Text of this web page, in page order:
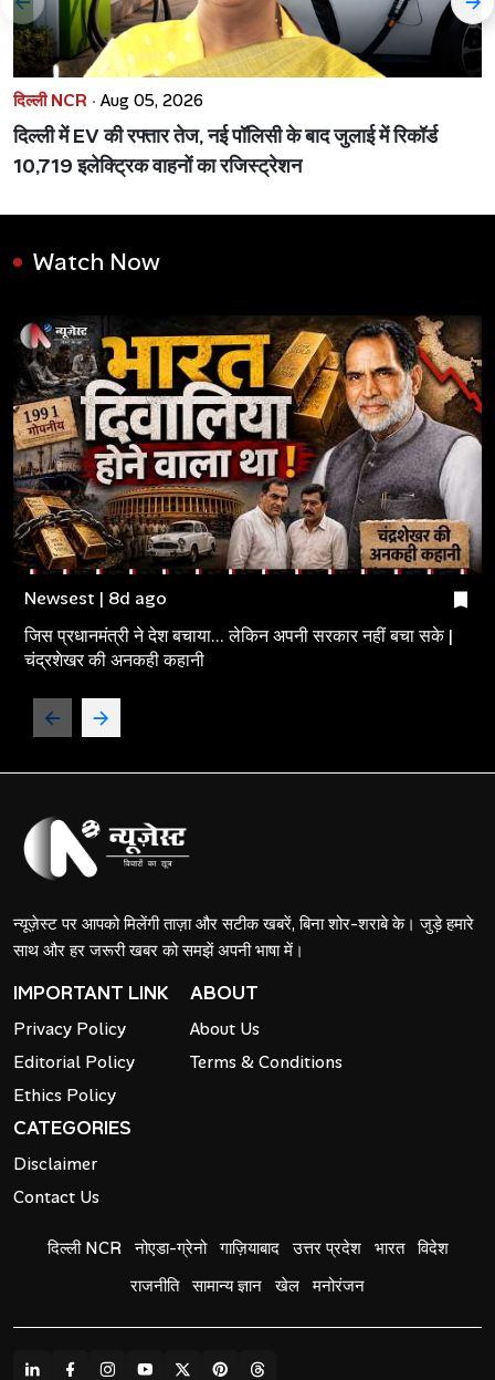
दिल्ली NCR · Aug 05, 2026
दिल्ली में EV की रफ्तार तेज, नई पॉलिसी के बाद जुलाई में रिकॉर्ड
10,719 इलेक्ट्रिक वाहनों का रजिस्ट्रेशन
Watch Now
Newsest | 8d ago
जिस प्रधानमंत्री ने देश बचाया... लेकिन अपनी सरकार नहीं बचा सके |
चंद्रशेखर की अनकही कहानी
न्यूज़ेस्ट पर आपको मिलेंगी ताज़ा और सटीक खबरें, बिना शोर-शराबे के। जुड़े हमारे
साथ और हर जरूरी खबर को समझें अपनी भाषा में।
IMPORTANT LINK
Privacy Policy
Editorial Policy
Ethics Policy
ABOUT
About Us
Terms & Conditions
CATEGORIES
Disclaimer
Contact Us
दिल्ली NCR नोएडा-ग्रेनो गाज़ियाबाद उत्तर प्रदेश भारत विदेश
राजनीति सामान्य ज्ञान खेल मनोरंजन